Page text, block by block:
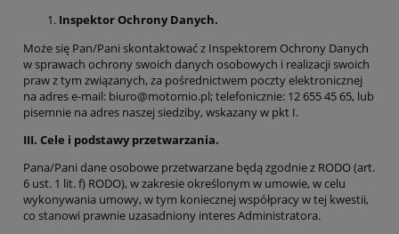
Inspektor Ochrony Danych.
Może się Pan/Pani skontaktować z Inspektorem Ochrony Danych
w sprawach ochrony swoich danych osobowych i realizacji swoich
praw z tym związanych, za pośrednictwem poczty elektronicznej
na adres e-mail: biuro@motomio.pl; telefonicznie: 12 655 45 65, lub
pisemnie na adres naszej siedziby, wskazany w pkt I.
III. Cele i podstawy przetwarzania.
Pana/Pani dane osobowe przetwarzane będą zgodnie z RODO (art.
6 ust. 1 lit. f) RODO), w zakresie określonym w umowie, w celu
wykonywania umowy, w tym koniecznej współpracy w tej kwestii,
co stanowi prawnie uzasadniony interes Administratora.